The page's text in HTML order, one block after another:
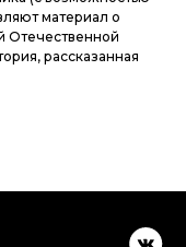
материал о
Отечественной
рассказанная